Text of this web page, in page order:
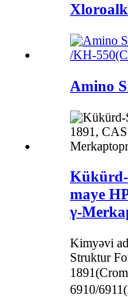
Amino
Kükürd-
maye
γ-
Kimyəvi
Struktur
6910/